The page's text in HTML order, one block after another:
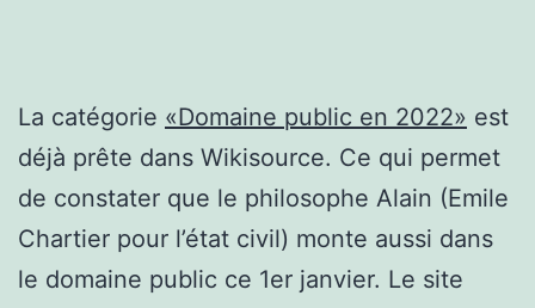
La catégorie «Domaine public en 2022» est
déjà prête dans Wikisource. Ce qui permet
de constater que le philosophe Alain (Emile
Chartier pour l’état civil) monte aussi dans
le domaine public ce 1er janvier. Le site